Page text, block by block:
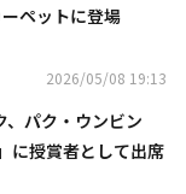
ペットに登場
2026/05/08 19:13
、パク・ウンビン
に授賞者として出席